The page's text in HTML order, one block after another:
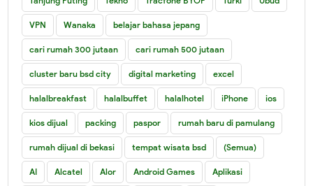
VPN Wanaka belajar bahasa jepang
cari rumah 300 jutaan cari rumah 500 jutaan
cluster baru bsd city digital marketing excel
halalbreakfast halalbuffet halalhotel iPhone ios
kios dijual packing paspor rumah baru di pamulang
rumah dijual di bekasi tempat wisata bsd (Semua)
AI Alcatel Alor Android Games Aplikasi